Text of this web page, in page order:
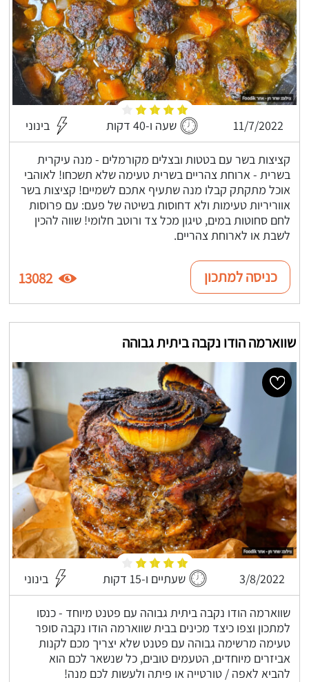
11/7/2022 שעה ו-40 דקות בינוני
קציצות בשר עם בטטות ובצלים מקורמלים - מנה עיקרית
בשרית - ארוחת צהריים בשרית טעימה שלא תשכחו! לאוהבי
אוכל מתקתק קבלו מנה שתעיף אתכם לשמיים! קציצות בשר
אווריריות טעימות ולא דחוסות בשיטה של פעם: עם פרוסות
לחם סחוטות במים, טיגון מכל צד ורוטב חלומי! שווה להכין
לשבת או לארוחת צהריים.
כניסה למתכון 13082
שווארמה הודו נקבה ביתית גבוהה
3/8/2022 שעתיים ו-15 דקות בינוני
שווארמה הודו נקבה ביתית גבוהה עם פטנט מיוחד - כנסו
למתכון וצפו כיצד מכינים בבית שווארמה הודו נקבה סופר
טעימה מרשימה גבוהה עם פטנט שלא יצריך מכם לקנות
אביזרים מיוחדים, הטעמים טובים, כל שנשאר לכם הוא
להביא לאפה / טורטייה או פיתה ולעשות לכם מנה!